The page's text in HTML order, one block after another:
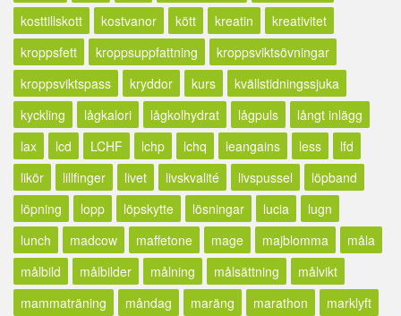
kosttillskott
kostvanor kött kreatin
kreativitet
kroppsfett
kroppsuppfattning
kroppsviktsövningar
kroppsviktspass
kryddor kurs
kvällstidningssjuka
kyckling
lågkalori lågkolhydrat lågpuls
långt inlägg
lax
lcd LCHF lchp lchq leangains less
lfd
likör
lillfinger livet livskvalité livspussel
löpband
löpning
lopp löpskytte lösningar lucia
lugn
lunch
madcow maffetone mage majblomma
måla
målbild
målbilder målning målsättning
målvikt
mammaträning
måndag maräng marathon
marklyft